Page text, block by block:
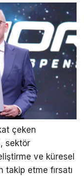
çeken
sektör
ve küresel
takip etme fırsatı